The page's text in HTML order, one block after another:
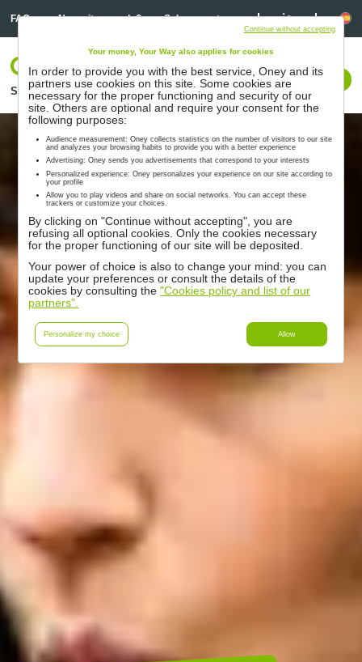
FAQ ¿Necesitas ayuda? Sobre nosotros Linkedin
Linkedin
Soluciones Partners Acompañamiento Recursos
Log In
Contactarnos
Your money, Your Way also applies for cookies
In order to provide you with the best service, Oney and its
partners use cookies on this site. Some cookies are
necessary for the proper functioning and security of our
site. Others are optional and require your consent for the
following purposes:
Audience measurement: Oney collects statistics on the number of visitors to our site
and analyzes your browsing habits to provide you with a better experience
Advertising: Oney sends you advertisements that correspond to your interests
Personalized experience: Oney personalizes your experience on our site according to
your profile
Allow you to play videos and share on social networks. You can accept these
trackers or customize your choices.
By clicking on "Continue without accepting", you are
refusing all optional cookies. Only the cookies necessary
for the proper functioning of our site will be deposited.
Your power of choice is also to change your mind: you can
update your preferences or consult the details of the
cookies by consulting the"Cookies policy and list of our
partners".
Personalize my choice Allow
Continue without accepting